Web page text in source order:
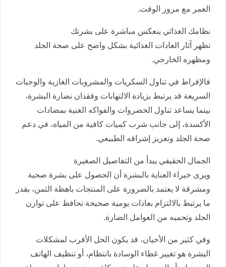
العمر مع مرور الوقت.
نظامك الغذائي ينعكس مباشرة على بشرتك
تظهر آثار العادات الغذائية بشكل واضح على صحة الجلد
ومظهره الخارجي.
فالإفراط في تناول السكريات والمشروبات الغازية والوجبات
السريعة قد يرتبط بزيادة الالتهابات وفقدان نضارة البشرة،
بينما يساعد تناول الخضروات والفواكه الغنية بمضادات
الأكسدة، إلى جانب شرب كميات كافية من المياه، في دعم
صحة الجلد وتعزيز إشراقه الطبيعي.
الجمال الحقيقي يبدأ من التفاصيل الصغيرة
ويرى خبراء العناية بالبشرة أن الحصول على بشرة صحية
ومشرقة لا يعتمد بالضرورة على المنتجات باهظة الثمن، بقدر
ما يرتبط بالالتزام بعادات يومية صحيحة تحافظ على توازن
الجلد وتحميه من العوامل الضارة.
وفي كثير من الأحيان، قد يكون الحل الأقرب لمشكلات
البشرة هو تغيير غطاء الوسادة بانتظام، أو تنظيف الهاتف